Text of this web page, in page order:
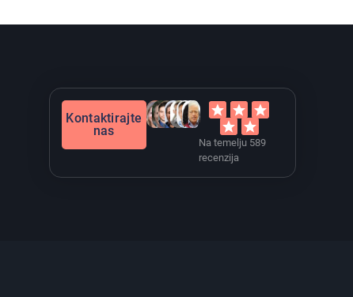
Kontaktirajte
nas
Na temelju 589
recenzija